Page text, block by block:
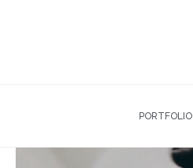
PORTFOLIO